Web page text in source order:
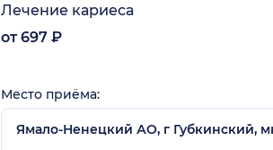
Лечение кариеса
от 697 ₽
Место приёма:
Ямало-Ненецкий АО, г Губкинский,